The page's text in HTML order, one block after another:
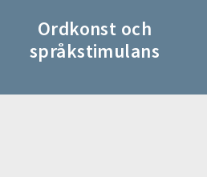
Ordkonst och
språkstimulans